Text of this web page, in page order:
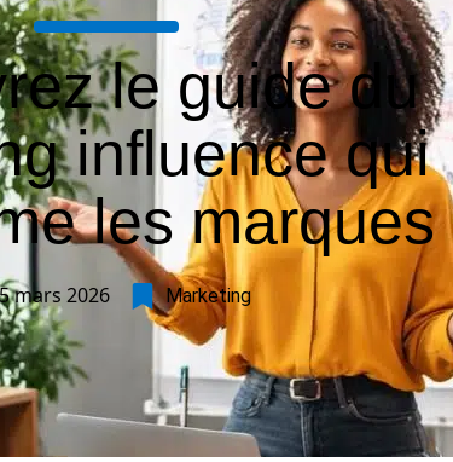
le guide du
influence qui
les marques
mars 2026 Marketing